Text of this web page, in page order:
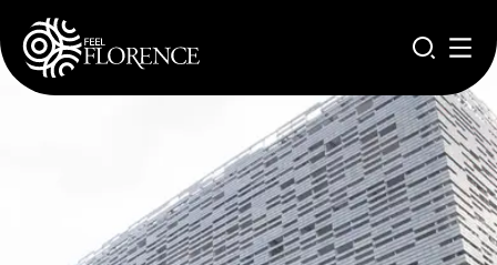
Aller au contenu principal